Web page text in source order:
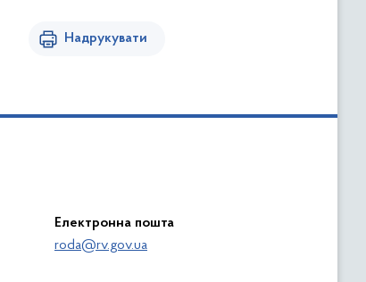
Надрукувати
Електронна пошта
roda@rv.gov.ua